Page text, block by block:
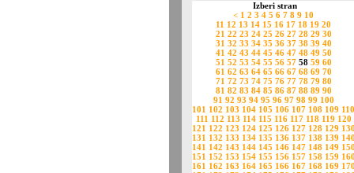
Izberi stran
< 1 2 3 4 5 6 7 8 9 10
11 12 13 14 15 16 17 18 19 20
21 22 23 24 25 26 27 28 29 30
31 32 33 34 35 36 37 38 39 40
41 42 43 44 45 46 47 48 49 50
51 52 53 54 55 56 5758 59 60
61 62 63 64 65 66 67 68 69 70
71 72 73 74 75 76 77 78 79 80
81 82 83 84 85 86 87 88 89 90
91 92 93 94 95 96 97 98 99 100
101 102 103 104 105 106 107 108 109 110
111 112 113 114 115 116 117 118 119 120
121 122 123 124 125 126 127 128 129
131 132 133 134 135 136 137 138 139
141 142 143 144 145 146 147 148 149
151 152 153 154 155 156 157 158 159
161 162 163 164 165 166 167 168 169